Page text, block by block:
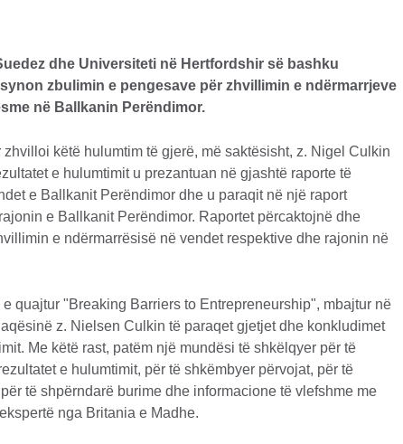
dhe Universiteti në Hertfordshir së bashku
zbulimin e pengesave për zhvillimin e ndërmarrjeve
në Ballkanin Perëndimor.
këtë hulumtim të gjerë, më saktësisht, z. Nigel Culkin
e hulumtimit u prezantuan në gjashtë raporte të
e Ballkanit Perëndimor dhe u paraqit në një raport
e Ballkanit Perëndimor. Raportet përcaktojnë dhe
e ndërmarrësisë në vendet respektive dhe rajonin në
quajtur "Breaking Barriers to Entrepreneurship", mbajtur në
z. Nielsen Culkin të paraqet gjetjet dhe konkludimet
Me këtë rast, patëm një mundësi të shkëlqyer për të
e hulumtimit, për të shkëmbyer përvojat, për të
të shpërndarë burime dhe informacione të vlefshme me
nga Britania e Madhe.